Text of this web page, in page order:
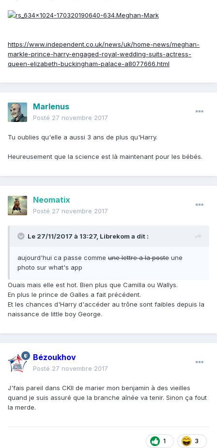
https://www.independent.co.uk/news/uk/home-news/meghan-
markle-prince-harry-engaged-royal-wedding-suits-actress-
queen-elizabeth-buckingham-palace-a8077666.html
Marlenus
Posté 27 novembre 2017
Tu oublies qu'elle a aussi 3 ans de plus qu'Harry.
Heureusement que la science est là maintenant pour les bébés.
Neomatix
Posté 27 novembre 2017
Le 27/11/2017 à 13:27, Librekom a dit :
aujourd'hui ca passe comme une lettre a la poste une
photo sur what's app
Ouais mais elle est hot. Bien plus que Camilla ou Wallys.
En plus le prince de Galles a fait précédent.
Et les chances d'Harry d'accéder au trône sont faibles depuis la
naissance de little boy George.
Bézoukhov
Posté 27 novembre 2017
J'fais pareil dans CKII de marier mon benjamin à des vieilles
quand je suis assuré que la branche aînée va tenir. Sinon ça fout
la merde.
1 3